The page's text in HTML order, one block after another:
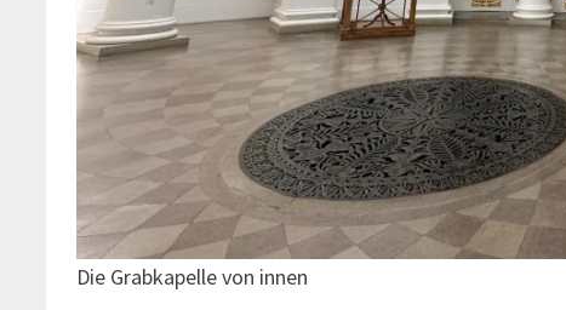
Die Grabkapelle von innen